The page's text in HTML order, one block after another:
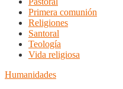
Primera comunión
Religiones
Santoral
Teología
Vida religiosa
Humanidades